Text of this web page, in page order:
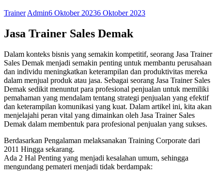
Trainer Admin6 Oktober 20236 Oktober 2023
Jasa Trainer Sales Demak
Dalam konteks bisnis yang semakin kompetitif, seorang Jasa Trainer
Sales Demak menjadi semakin penting untuk membantu perusahaan
dan individu meningkatkan keterampilan dan produktivitas mereka
dalam menjual produk atau jasa. Sebagai seorang Jasa Trainer Sales
Demak sedikit menuntut para profesional penjualan untuk memiliki
pemahaman yang mendalam tentang strategi penjualan yang efektif
dan keterampilan komunikasi yang kuat. Dalam artikel ini, kita akan
menjelajahi peran vital yang dimainkan oleh Jasa Trainer Sales
Demak dalam membentuk para profesional penjualan yang sukses.
Berdasarkan Pengalaman melaksanakan Training Corporate dari
2011 Hingga sekarang.
Ada 2 Hal Penting yang menjadi kesalahan umum, sehingga
mengundang pemateri menjadi tidak berdampak: